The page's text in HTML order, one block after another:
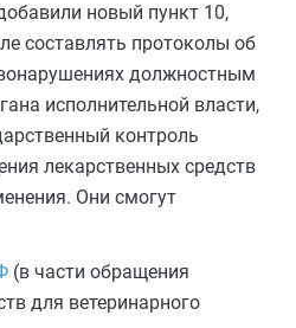
новый пункт 10,
составлять протоколы об
должностным
исполнительной власти,
контроль
лекарственных средств
Они смогут
(в части обращения
для ветеринарного